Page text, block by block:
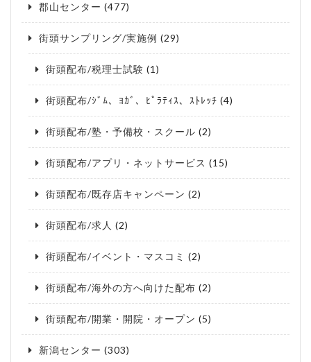
郡山センター (477)
街頭サンプリング/実施例 (29)
街頭配布/税理士試験 (1)
街頭配布/ｼﾞﾑ、ﾖｶﾞ、ﾋﾟﾗﾃｨｽ、ｽﾄﾚｯﾁ (4)
街頭配布/塾・予備校・スクール (2)
街頭配布/アプリ・ネットサービス (15)
街頭配布/既存店キャンペーン (2)
街頭配布/求人 (2)
街頭配布/イベント・マスコミ (2)
街頭配布/海外の方へ向けた配布 (2)
街頭配布/開業・開院・オープン (5)
新潟センター (303)